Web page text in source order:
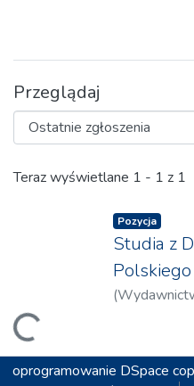
Przeglądaj
Ostatnie zgłoszenia
Teraz wyświetlane 1 - 1 z 1
Ładowanie...
Pozycja
Studia z
Polskiego
(
oprogramowanie DSpace